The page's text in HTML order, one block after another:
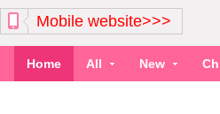
Mobile website>>>
Home All New